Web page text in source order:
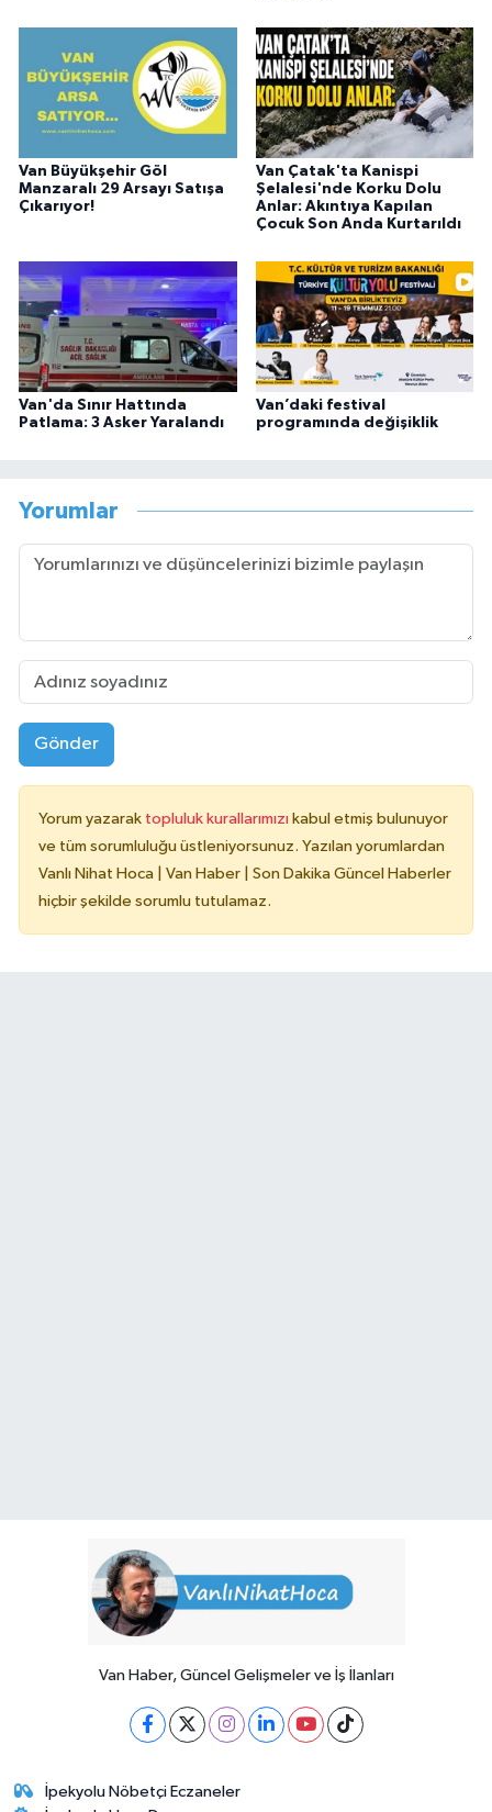
Van Büyükşehir Göl
Manzaralı 29 Arsayı Satışa
Çıkarıyor!
Van Çatak'ta Kanispi
Şelalesi'nde Korku Dolu
Anlar: Akıntıya Kapılan
Çocuk Son Anda Kurtarıldı
Van'da Sınır Hattında
Patlama: 3 Asker Yaralandı
Van’daki festival
programında değişiklik
Yorumlar
Gönder
Yorum yazarak topluluk kurallarımızı kabul etmiş bulunuyor
ve tüm sorumluluğu üstleniyorsunuz. Yazılan yorumlardan
Vanlı Nihat Hoca | Van Haber | Son Dakika Güncel Haberler
hiçbir şekilde sorumlu tutulamaz.
Van Haber, Güncel Gelişmeler ve İş İlanları
İpekyolu Nöbetçi Eczaneler